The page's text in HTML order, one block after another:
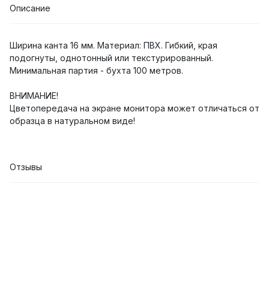
Описание
Ширина канта 16 мм. Материал: ПВХ. Гибкий, края
подогнуты, однотонный или текстурированный.
Минимальная партия - бухта 100 метров.
ВНИМАНИЕ!
Цветопередача на экране монитора может отличаться от
образца в натуральном виде!
Отзывы